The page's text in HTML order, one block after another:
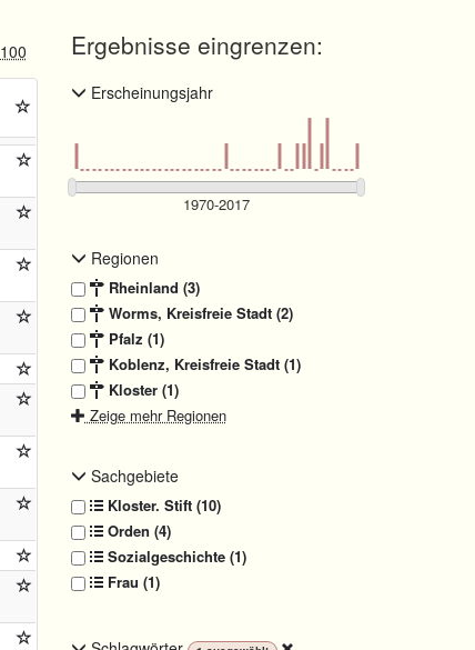
100 Ergebnisse eingrenzen:
Erscheinungsjahr
Regionen
Rheinland (3)
Worms, Kreisfreie Stadt (2)
Pfalz (1)
Koblenz, Kreisfreie Stadt (1)
Kloster (1)
Zeige mehr Regionen
Sachgebiete
Kloster. Stift (10)
Orden (4)
Sozialgeschichte (1)
Frau (1)